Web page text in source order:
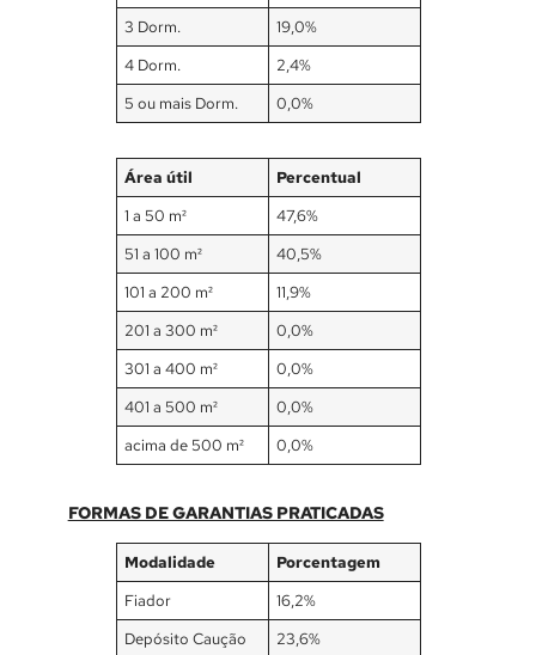
3 Dorm.
19,0%
4 Dorm.
2,4%
5 ou mais Dorm.
0,0%
Área útil
Percentual
1 a 50 m²
47,6%
51 a 100 m²
40,5%
101 a 200 m²
11,9%
201 a 300 m²
0,0%
301 a 400 m²
0,0%
401 a 500 m²
0,0%
acima de 500 m²
0,0%
FORMAS DE GARANTIAS PRATICADAS
Modalidade
Porcentagem
Fiador
16,2%
Depósito Caução
23,6%